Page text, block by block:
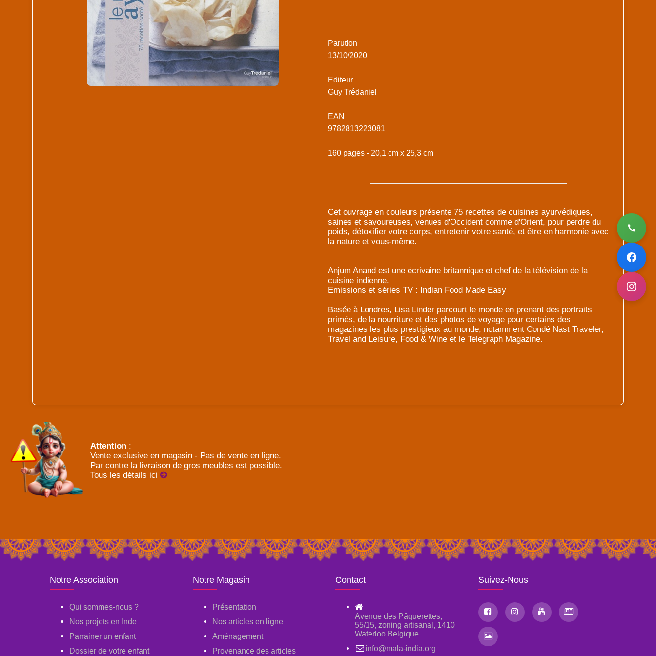
Parution
13/10/2020
Editeur
Guy Trédaniel
EAN
9782813223081
160 pages - 20,1 cm x 25,3 cm
Cet ouvrage en couleurs présente 75 recettes de cuisines ayurvédiques,
saines et savoureuses, venues d'Occident comme d'Orient, pour perdre du
poids, détoxifier votre corps, entretenir votre santé, et être en harmonie avec
la nature et vous-même.
Anjum Anand est une écrivaine britannique et chef de la télévision de la
cuisine indienne.
Emissions et séries TV : Indian Food Made Easy
Basée à Londres, Lisa Linder parcourt le monde en prenant des portraits
primés, de la nourriture et des photos de voyage pour certains des
magazines les plus prestigieux au monde, notamment Condé Nast Traveler,
Travel and Leisure, Food & Wine et le Telegraph Magazine.
Attention :
Vente exclusive en magasin - Pas de vente en ligne.
Par contre la livraison de gros meubles est possible.
Tous les détails ici
Notre Association
Qui sommes-nous ?
Nos projets en Inde
Parrainer un enfant
Dossier de votre enfant
Notre Magasin
Présentation
Nos articles en ligne
Aménagement
Provenance des articles
Contact
Avenue des Pâquerettes,
55/15, zoning artisanal, 1410
Waterloo Belgique
info@mala-india.org
Suivez-Nous